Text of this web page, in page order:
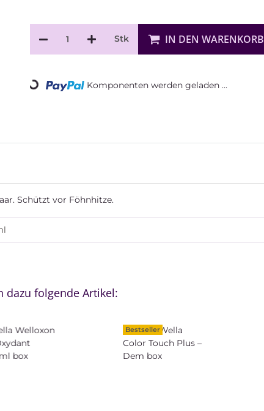
Stk IN DEN WARENKORB
Loading... Komponenten werden geladen ...
Schützt vor Föhnhitze.
dazu folgende Artikel:
Bestseller